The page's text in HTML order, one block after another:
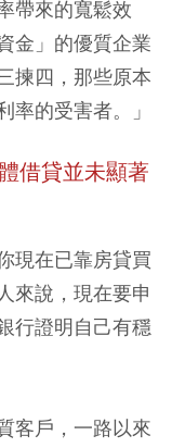
帶來的寬鬆效
金」的優質企業
揀四，那些原本
率的受害者。」
借貸並未顯著
現在已靠房貸買
來說，現在要申
行證明自己有穩
客戶，一路以來